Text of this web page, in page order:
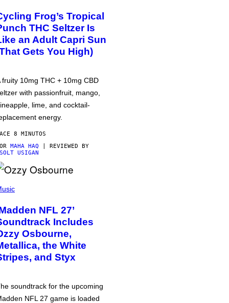
Frog’s Tropical
THC Seltzer Is
an Adult Capri Sun
Gets You High)
fruity 10mg THC + 10mg CBD
with passionfruit, mango,
lime, and cocktail-
energy.
8 MINUTOS
MAHA HAQ | REVIEWED BY
USIGAN
NFL 27’
Includes
Osbourne,
the White
and Styx
soundtrack for the upcoming
NFL 27 game is loaded